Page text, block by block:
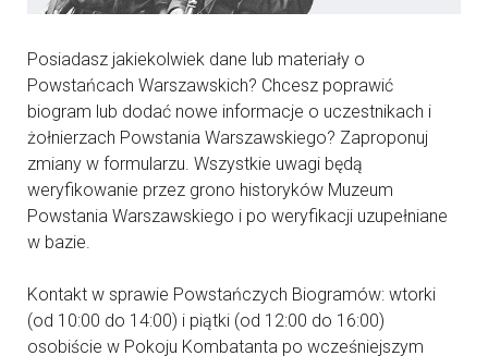
Posiadasz jakiekolwiek dane lub materiały o
Powstańcach Warszawskich? Chcesz poprawić
biogram lub dodać nowe informacje o uczestnikach i
żołnierzach Powstania Warszawskiego? Zaproponuj
zmiany w formularzu. Wszystkie uwagi będą
weryfikowanie przez grono historyków Muzeum
Powstania Warszawskiego i po weryfikacji uzupełniane
w bazie.
Kontakt w sprawie Powstańczych Biogramów: wtorki
(od 10:00 do 14:00) i piątki (od 12:00 do 16:00)
osobiście w Pokoju Kombatanta po wcześniejszym